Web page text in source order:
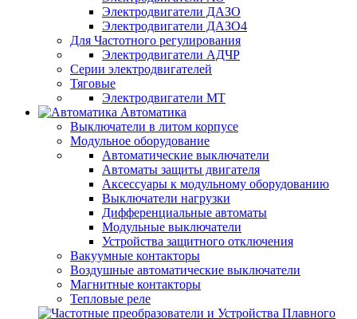
Электродвигатели ДАЗО
Электродвигатели ДАЗО4
Для Частотного регулирования
Электродвигатели АДЧР
Серии электродвигателей
Тяговые
Электродвигатели МТ
Автоматика
Выключатели в литом корпусе
Модульное оборудование
Автоматические выключатели
Автоматы защиты двигателя
Аксессуары к модульному оборудованию
Выключатели нагрузки
Дифференциальные автоматы
Модульные выключатели
Устройства защитного отключения
Вакуумные контакторы
Воздушные автоматические выключатели
Магнитные контакторы
Тепловые реле